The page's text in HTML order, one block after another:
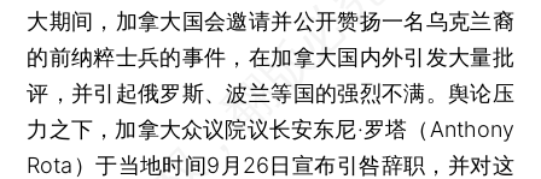
大期间，加拿大国会邀请并公开赞扬一名乌克兰裔
的前纳粹士兵的事件，在加拿大国内外引发大量批
评，并引起俄罗斯、波兰等国的强烈不满。舆论压
力之下，加拿大众议院议长安东尼·罗塔（Anthony
Rota）于当地时间9月26日宣布引咎辞职，并对这